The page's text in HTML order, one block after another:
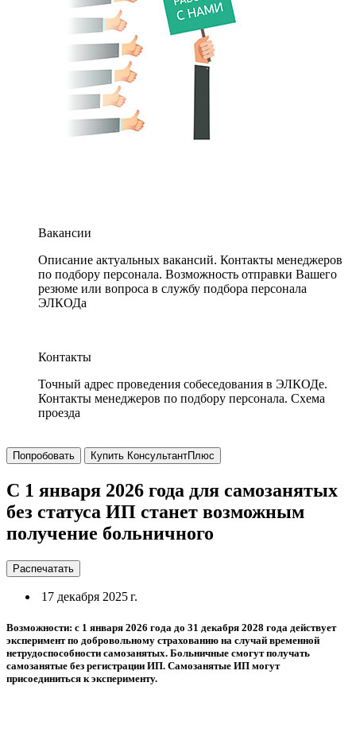
Вакансии
Описание актуальных вакансий. Контакты менеджеров
по подбору персонала. Возможность отправки Вашего
резюме или вопроса в службу подбора персонала
ЭЛКОДа
Контакты
Точный адрес проведения собеседования в ЭЛКОДе.
Контакты менеджеров по подбору персонала. Схема
проезда
Попробовать Купить КонсультантПлюс
С 1 января 2026 года для самозанятых
без статуса ИП станет возможным
получение больничного
Распечатать
17 декабря 2025 г.
Возможности: с 1 января 2026 года до 31 декабря 2028 года действует
эксперимент по добровольному страхованию на случай временной
нетрудоспособности самозанятых. Больничные смогут получать
самозанятые без регистрации ИП. Самозанятые ИП могут
присоединиться к эксперименту.